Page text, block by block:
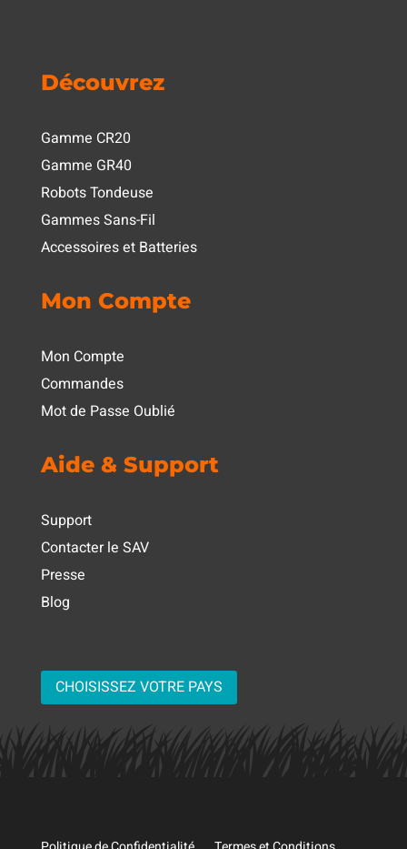
Découvrez
Gamme CR20
Gamme GR40
Robots Tondeuse
Gammes Sans-Fil
Accessoires et Batteries
Mon Compte
Mon Compte
Commandes
Mot de Passe Oublié
Aide & Support
Support
Contacter le SAV
Presse
Blog
CHOISISSEZ VOTRE PAYS